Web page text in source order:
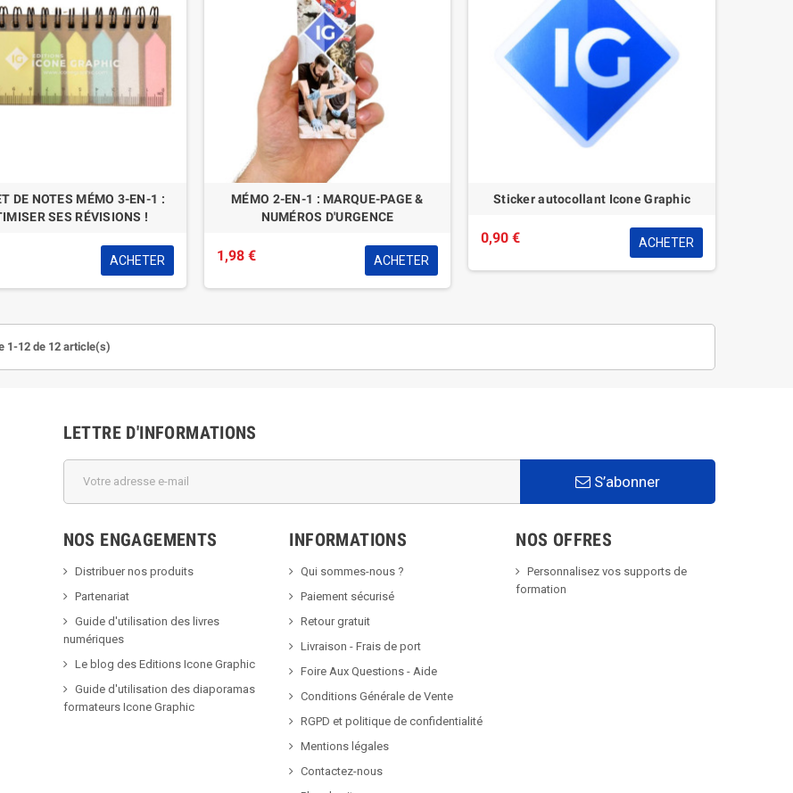
DE NOTES MÉMO 3-EN-1 :
SES RÉVISIONS !
ACHETER
MÉMO 2-EN-1 : MARQUE-PAGE &
NUMÉROS D'URGENCE
1,98 € ACHETER
Sticker autocollant Icone Graphic
0,90 € ACHETER
1-12 de 12 article(s)
LETTRE D'INFORMATIONS
S’abonner
NOS ENGAGEMENTS
Distribuer nos produits
Partenariat
Guide d'utilisation des livres
numériques
Le blog des Editions Icone Graphic
Guide d'utilisation des diaporamas
formateurs Icone Graphic
INFORMATIONS
Qui sommes-nous ?
Paiement sécurisé
Retour gratuit
Livraison - Frais de port
Foire Aux Questions - Aide
Conditions Générale de Vente
RGPD et politique de confidentialité
Mentions légales
Contactez-nous
NOS OFFRES
Personnalisez vos supports de
formation